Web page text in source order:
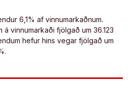
6,1% af vinnumarkaðnum.
vinnumarkaði fjölgað um 36.123
hefur hins vegar fjölgað um